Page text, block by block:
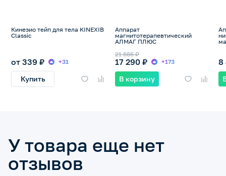
Кинезио тейп для тела KINEXIB
Classic
от 339 ₽ +31
Купить
Аппарат
магнитотерапевтический
АЛМАГ ПЛЮС
17 290 ₽
21 886 ₽
+173
В корзину
8
У товара еще нет
отзывов